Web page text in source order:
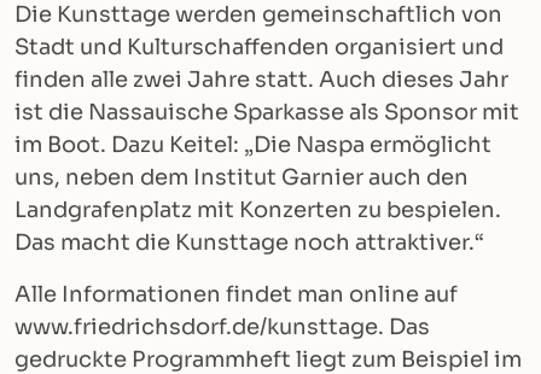
Die Kunsttage werden gemeinschaftlich von
Stadt und Kulturschaffenden organisiert und
finden alle zwei Jahre statt. Auch dieses Jahr
ist die Nassauische Sparkasse als Sponsor mit
im Boot. Dazu Keitel: „Die Naspa ermöglicht
uns, neben dem Institut Garnier auch den
Landgrafenplatz mit Konzerten zu bespielen.
Das macht die Kunsttage noch attraktiver.“
Alle Informationen findet man online auf
www.friedrichsdorf.de/kunsttage. Das
gedruckte Programmheft liegt zum Beispiel im